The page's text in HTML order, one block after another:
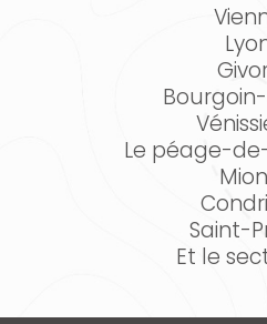
Le péage-
Saint-
Et le